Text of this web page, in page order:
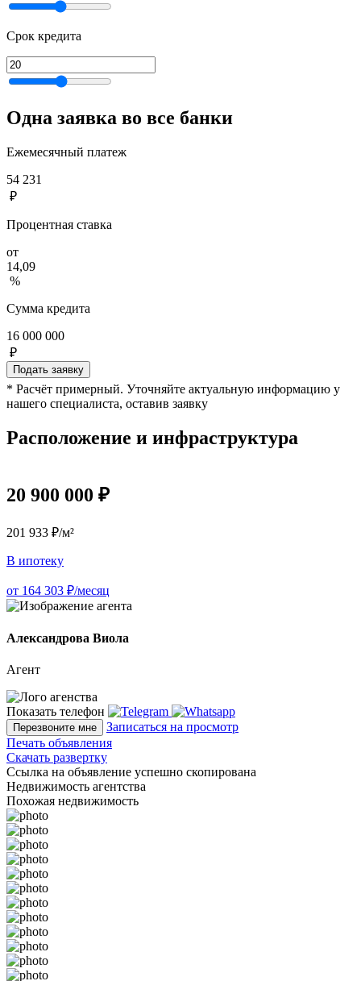
Срок кредита
Одна заявка во все банки
Ежемесячный платеж
54 231
₽
Процентная ставка
от
14,09
%
Сумма кредита
16 000 000
₽
Подать заявку
* Расчёт примерный. Уточняйте актуальную информацию у
нашего специалиста, оставив заявку
Расположение и инфраструктура
20 900 000 ₽
201 933 ₽/м²
В ипотеку
от 164 303 ₽/месяц
Александрова Виола
Агент
Показать телефон
Перезвоните мне
Записаться на просмотр
Печать объявления
Скачать развертку
Ссылка на объявление успешно скопирована
Недвижимость агентства
Похожая недвижимость